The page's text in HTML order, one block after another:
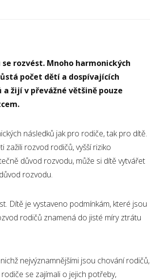
rozvést. Mnoho harmonických
počet dětí a dospívajících
žijí v převážné většině pouze
následků jak pro rodiče, tak pro dítě.
zažili rozvod rodičů, vyšší riziko
důvod rozvodu, může si dítě vytvářet
rozvodu.
Dítě je vystaveno podmínkám, které jsou
rodičů znamená do jisté míry ztrátu
nejvýznamnějšími jsou chování rodičů,
se zajímali o jejich potřeby,